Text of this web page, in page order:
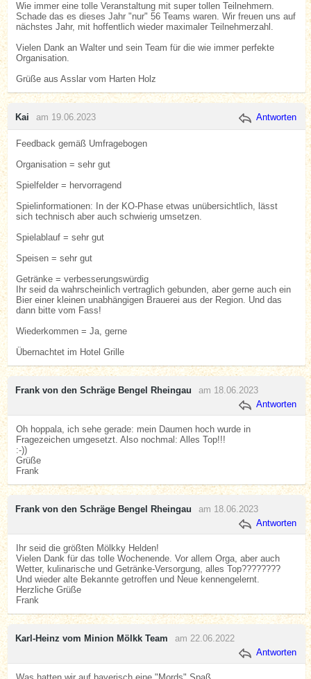
Wie immer eine tolle Veranstaltung mit super tollen Teilnehmern.
Schade das es dieses Jahr "nur" 56 Teams waren. Wir freuen uns auf
nächstes Jahr, mit hoffentlich wieder maximaler Teilnehmerzahl.
Vielen Dank an Walter und sein Team für die wie immer perfekte
Organisation.
Grüße aus Asslar vom Harten Holz
Kai am 19.06.2023 Antworten
Feedback gemäß Umfragebogen
Organisation = sehr gut
Spielfelder = hervorragend
Spielinformationen: In der KO-Phase etwas unübersichtlich, lässt
sich technisch aber auch schwierig umsetzen.
Spielablauf = sehr gut
Speisen = sehr gut
Getränke = verbesserungswürdig
Ihr seid da wahrscheinlich vertraglich gebunden, aber gerne auch ein
Bier einer kleinen unabhängigen Brauerei aus der Region. Und das
dann bitte vom Fass!
Wiederkommen = Ja, gerne
Übernachtet im Hotel Grille
Frank von den Schräge Bengel Rheingau
am 18.06.2023
Antworten
Oh hoppala, ich sehe gerade: mein Daumen hoch wurde in
Fragezeichen umgesetzt. Also nochmal: Alles Top!!!
:-))
Grüße
Frank
Frank von den Schräge Bengel Rheingau
am 18.06.2023
Antworten
Ihr seid die größten Mölkky Helden!
Vielen Dank für das tolle Wochenende. Vor allem Orga, aber auch
Wetter, kulinarische und Getränke-Versorgung, alles Top????????
Und wieder alte Bekannte getroffen und Neue kennengelernt.
Herzliche Grüße
Frank
Karl-Heinz vom Minion Mölkk Team
am 22.06.2022
Antworten